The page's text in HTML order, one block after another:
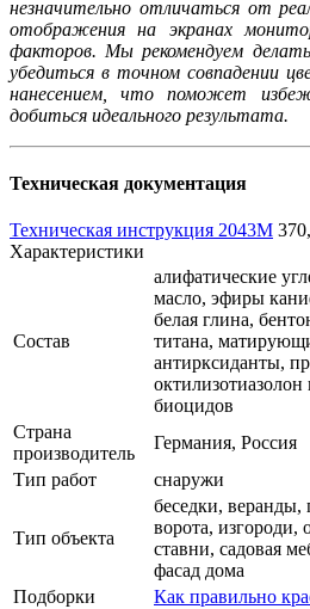
незначительно отличаться от
отображения на экранах
факторов. Мы рекомендуем
убедиться в точном совпадении
нанесением, что поможет
добиться идеального результата.
Техническая документация
Техническая инструкция 2043M
Характеристики
Состав
алифатические
масло, эфиры
белая глина,
титана,
антирксиданты,
октилизотиазолон
биоцидов
Страна
производитель
Германия, Россия
Тип работ
снаружи
Тип объекта
беседки, веранды,
ворота, изгороди,
ставни, садовая
фасад дома
Подборки
Как правильно